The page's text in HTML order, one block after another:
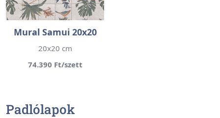
Mural Samui 20x20
20x20 cm
74.390 Ft/szett
Padlólapok